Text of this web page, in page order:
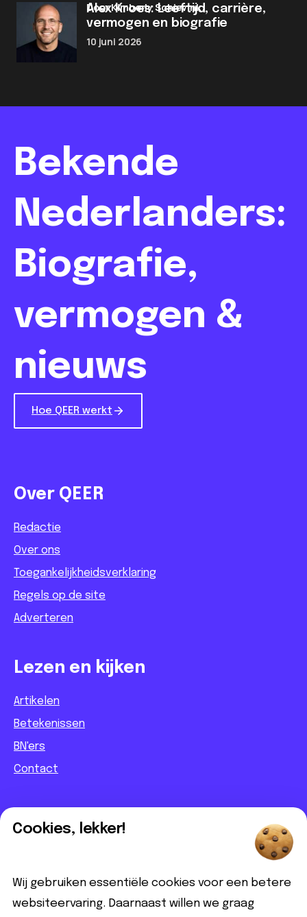
Alex Kroes: Leeftijd, carrière,
vermogen en biografie
door Kimberly Schievink
10 juni 2026
Bekende
Nederlanders:
Biografie,
vermogen &
nieuws
Hoe QEER werkt
Over QEER
Redactie
Over ons
Toegankelijkheidsverklaring
Regels op de site
Adverteren
Lezen en kijken
Artikelen
Betekenissen
BN'ers
Contact
Informatief
Partnerbijdrage
Disclaimer
Cookies, lekker!
Wij gebruiken essentiële cookies voor een betere
websiteervaring. Daarnaast willen we graag